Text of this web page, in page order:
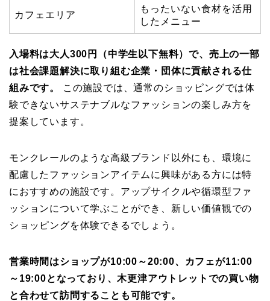
カフェエリア
もったいない食材を活用
したメニュー
入場料は大人300円（中学生以下無料）で、売上の一部
は社会課題解決に取り組む企業・団体に貢献される仕
組みです。
この施設では、通常のショッピングでは体
験できないサステナブルなファッションの楽しみ方を
提案しています。
モンクレールのような高級ブランド以外にも、環境に
配慮したファッションアイテムに興味がある方には特
におすすめの施設です。アップサイクルや循環型ファ
ッションについて学ぶことができ、新しい価値観での
ショッピングを体験できるでしょう。
営業時間はショップが10:00～20:00、カフェが11:00
～19:00となっており、木更津アウトレットでの買い物
と合わせて訪問することも可能です。